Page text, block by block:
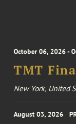
October 06, 2026 -
TMT
New York, United
August 03, 2026